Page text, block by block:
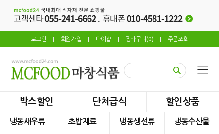
로그인 회원가입 마이샵 장바구니(0) 주문조회
박스할인 단체급식 할인상품
냉동새우류 초밥재료 냉동생선류 냉동수산물